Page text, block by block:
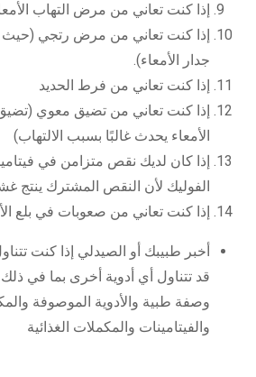
إذا كنت تعاني من مرض التهاب
إذا كنت تعاني من مرض رتجي
جدار الأمعاء).
إذا كنت تعاني من فرط الحديد
إذا كنت تعاني من تضيق معوي
الأمعاء يحدث غالبًا بسبب الالتهاب)
الفوليك لأن النقص المشترك ينتج
إذا كنت تعاني من صعوبات في بلع
أخبر طبيبك أو الصيدلي إذا كنت
قد تتناول أي أدوية أخرى بما في ذلك
وصفة طبية والأدوية الموصوفة
والفيتامينات والمكملات الغذائية